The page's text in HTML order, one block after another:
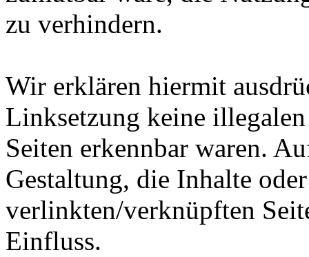
zu verhindern.
Wir erklären hiermit
Linksetzung keine
Seiten erkennbar waren.
Gestaltung, die Inhalte
verlinkten/verknüpften
Einfluss.